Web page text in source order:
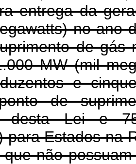
entrega da
no ano
de gás
MW (mil
e
de
desta Lei e
para Estados na
não